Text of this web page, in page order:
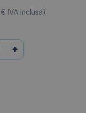
€ IVA inclusa)
+